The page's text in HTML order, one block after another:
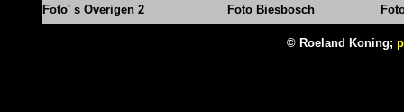
Foto' s Overigen 2 Foto Biesbosch
© Roeland Koning;